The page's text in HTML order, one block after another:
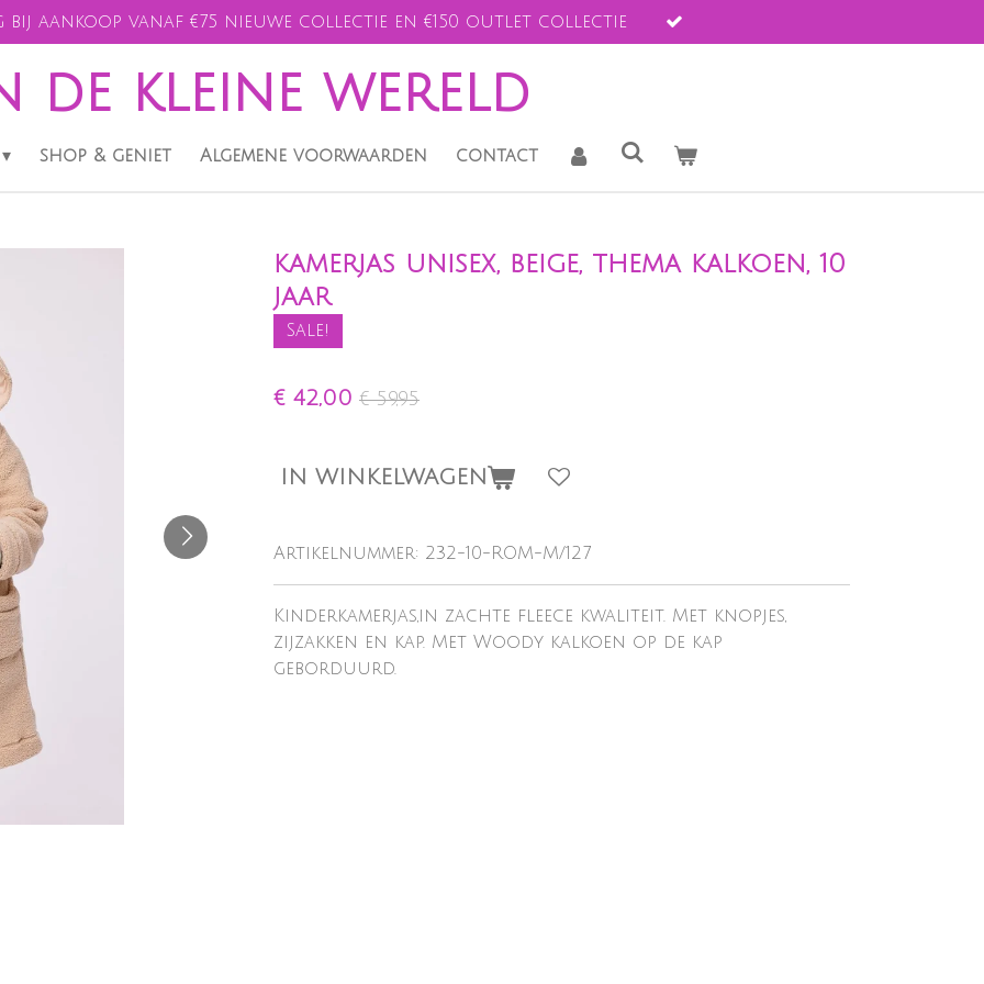
bij aankoop vanaf €75 nieuwe collectie en €150 outlet collectie
de kleine wereld
shop & geniet Algemene voorwaarden contact
kamerjas unisex, beige, thema kalkoen, 10
jaar
Sale!
€ 42,00 € 59,95
IN WINKELWAGEN
Artikelnummer: 232-10-ROM-M/127
Kinderkamerjas,in zachte fleece kwaliteit. Met knopjes,
zijzakken en kap. Met Woody kalkoen op de kap
geborduurd.